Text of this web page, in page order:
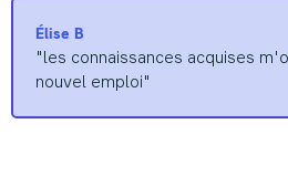
Élise B
"les connaissances acquises
nouvel emploi"